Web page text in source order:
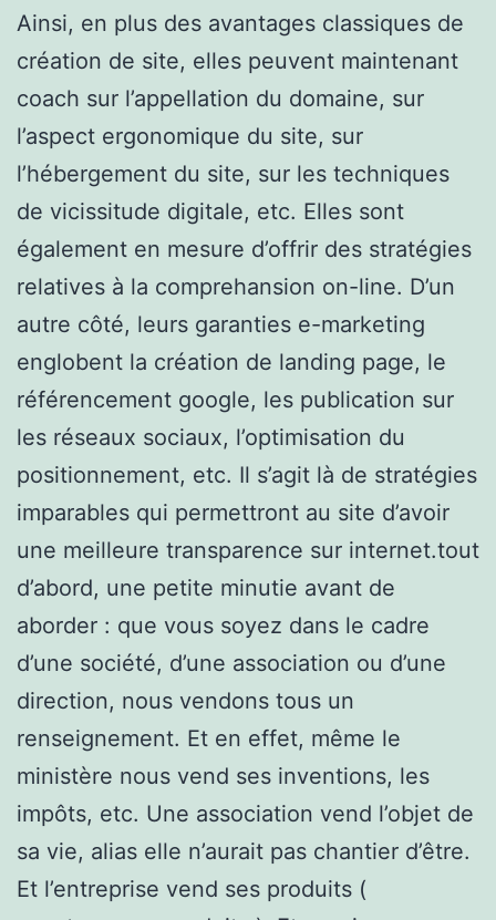
Ainsi, en plus des avantages classiques de
création de site, elles peuvent maintenant
coach sur l’appellation du domaine, sur
l’aspect ergonomique du site, sur
l’hébergement du site, sur les techniques
de vicissitude digitale, etc. Elles sont
également en mesure d’offrir des stratégies
relatives à la comprehansion on-line. D’un
autre côté, leurs garanties e-marketing
englobent la création de landing page, le
référencement google, les publication sur
les réseaux sociaux, l’optimisation du
positionnement, etc. Il s’agit là de stratégies
imparables qui permettront au site d’avoir
une meilleure transparence sur internet.tout
d’abord, une petite minutie avant de
aborder : que vous soyez dans le cadre
d’une société, d’une association ou d’une
direction, nous vendons tous un
renseignement. Et en effet, même le
ministère nous vend ses inventions, les
impôts, etc. Une association vend l’objet de
sa vie, alias elle n’aurait pas chantier d’être.
Et l’entreprise vend ses produits (